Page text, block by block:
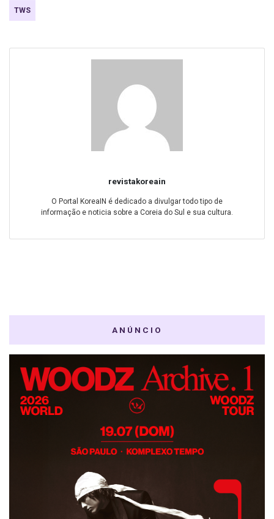
TWS
revistakoreain
O Portal KoreaIN é dedicado a divulgar todo tipo de
informação e noticia sobre a Coreia do Sul e sua cultura.
ANÚNCIO